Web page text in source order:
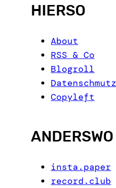
HIERSO
About
RSS & Co
Blogroll
Datenschmutz
Copyleft
ANDERSWO
insta.paper
record.club